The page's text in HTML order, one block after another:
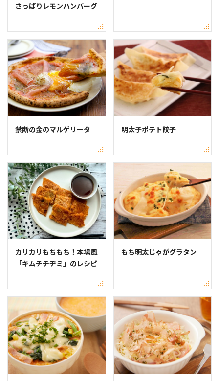
さっぱりレモンハンバーグ
禁断の金のマルゲリータ 明太子ポテト餃子
カリカリもちもち！本場風
「キムチチヂミ」のレシピ
もち明太じゃがグラタン